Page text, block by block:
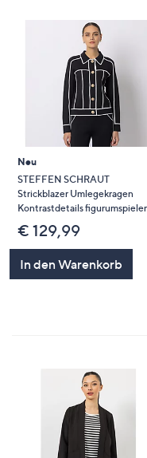
diese
anzuzeigen.
Neu
STEFFEN SCHRAUT
Strickblazer Umlegekragen
Kontrastdetails
€ 129,99
In den Warenkorb